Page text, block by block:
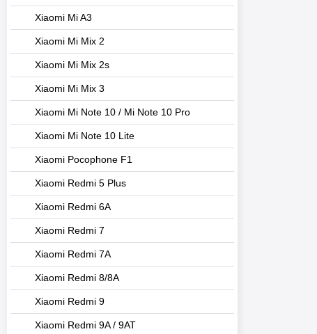
Xiaomi Mi A3
Xiaomi Mi Mix 2
Xiaomi Mi Mix 2s
Xiaomi Mi Mix 3
Xiaomi Mi Note 10 / Mi Note 10 Pro
Xiaomi Mi Note 10 Lite
Xiaomi Pocophone F1
Xiaomi Redmi 5 Plus
Xiaomi Redmi 6A
Xiaomi Redmi 7
Xiaomi Redmi 7A
Xiaomi Redmi 8/8A
Xiaomi Redmi 9
Xiaomi Redmi 9A / 9AT